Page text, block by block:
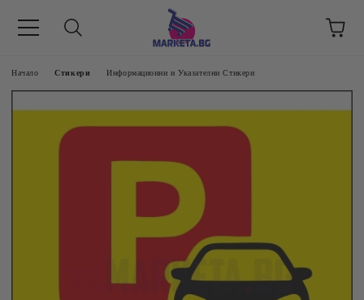
8 -17 ч/
Начало Стикери Информационни и Указателни Стикери